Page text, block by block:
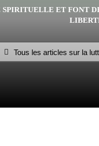
–
ET FONT
Tous les articles sur la